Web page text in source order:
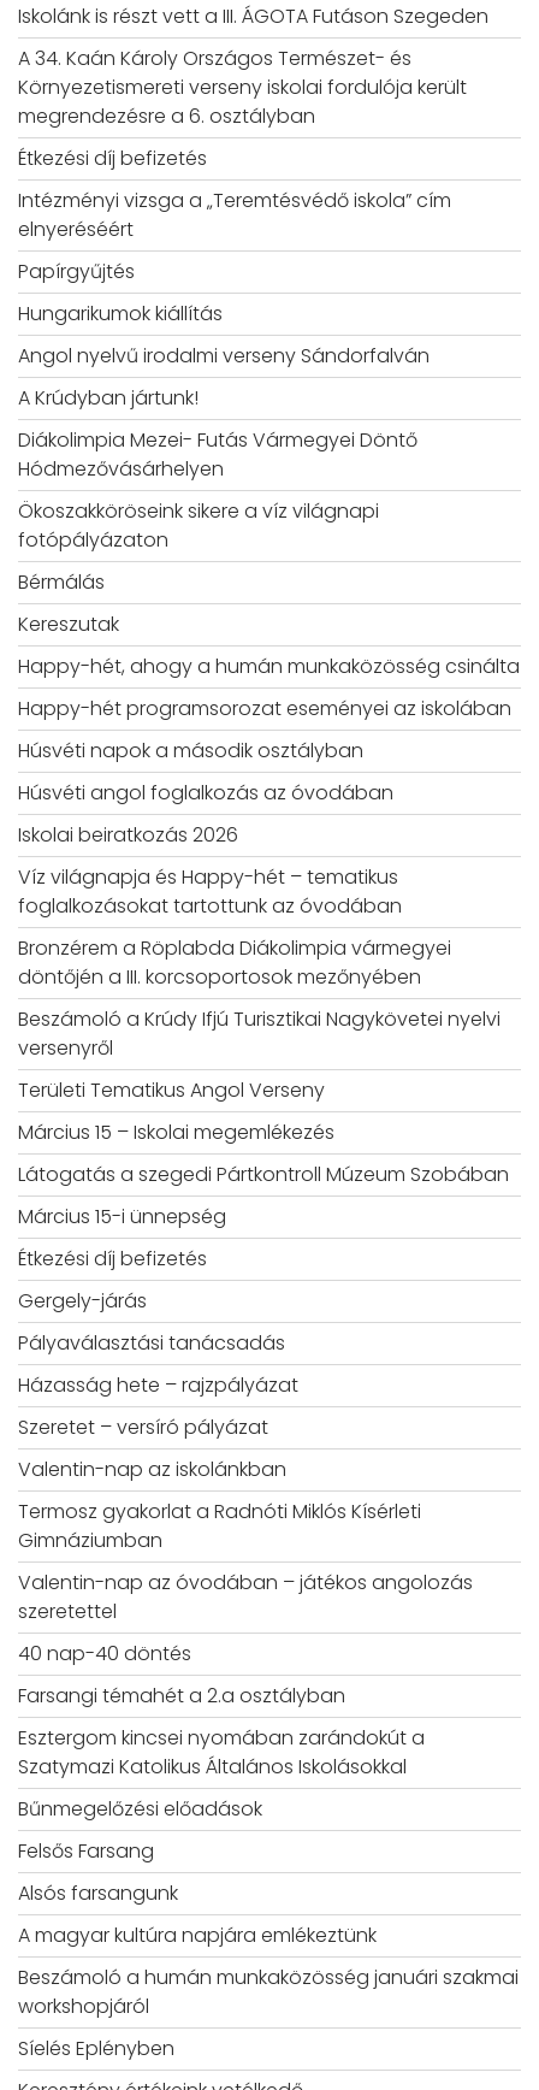
Iskolánk is részt vett a III. ÁGOTA Futáson Szegeden
A 34. Kaán Károly Országos Természet- és
Környezetismereti verseny iskolai fordulója került
megrendezésre a 6. osztályban
Étkezési díj befizetés
Intézményi vizsga a „Teremtésvédő iskola” cím
elnyeréséért
Papírgyűjtés
Hungarikumok kiállítás
Angol nyelvű irodalmi verseny Sándorfalván
A Krúdyban jártunk!
Diákolimpia Mezei- Futás Vármegyei Döntő
Hódmezővásárhelyen
Ökoszakköröseink sikere a víz világnapi
fotópályázaton
Bérmálás
Kereszutak
Happy-hét, ahogy a humán munkaközösség csinálta
Happy-hét programsorozat eseményei az iskolában
Húsvéti napok a második osztályban
Húsvéti angol foglalkozás az óvodában
Iskolai beiratkozás 2026
Víz világnapja és Happy-hét – tematikus
foglalkozásokat tartottunk az óvodában
Bronzérem a Röplabda Diákolimpia vármegyei
döntőjén a III. korcsoportosok mezőnyében
Beszámoló a Krúdy Ifjú Turisztikai Nagykövetei nyelvi
versenyről
Területi Tematikus Angol Verseny
Március 15 – Iskolai megemlékezés
Látogatás a szegedi Pártkontroll Múzeum Szobában
Március 15-i ünnepség
Étkezési díj befizetés
Gergely-járás
Pályaválasztási tanácsadás
Házasság hete – rajzpályázat
Szeretet – versíró pályázat
Valentin-nap az iskolánkban
Termosz gyakorlat a Radnóti Miklós Kísérleti
Gimnáziumban
Valentin-nap az óvodában – játékos angolozás
szeretettel
40 nap-40 döntés
Farsangi témahét a 2.a osztályban
Esztergom kincsei nyomában zarándokút a
Szatymazi Katolikus Általános Iskolásokkal
Bűnmegelőzési előadások
Felsős Farsang
Alsós farsangunk
A magyar kultúra napjára emlékeztünk
Beszámoló a humán munkaközösség januári szakmai
workshopjáról
Síelés Eplényben